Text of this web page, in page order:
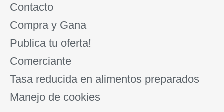
Contacto
Compra y Gana
Publica tu oferta!
Comerciante
Tasa reducida en alimentos preparados
Manejo de cookies